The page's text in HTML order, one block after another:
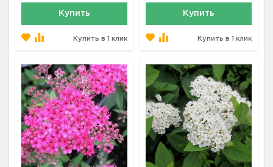
Купить
Купить в 1 клик
Купить
Купить в 1 клик